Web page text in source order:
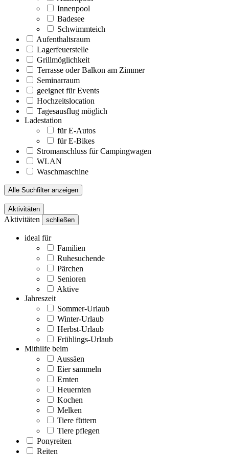
Innenpool
Badesee
Schwimmteich
Aufenthaltsraum
Lagerfeuerstelle
Grillmöglichkeit
Terrasse oder Balkon am Zimmer
Seminarraum
geeignet für Events
Hochzeitslocation
Tagesausflug möglich
Ladestation
für E-Autos
für E-Bikes
Stromanschluss für Campingwagen
WLAN
Waschmaschine
Alle Suchfilter anzeigen
Aktivitäten
Aktivitäten schließen
ideal für
Familien
Ruhesuchende
Pärchen
Senioren
Aktive
Jahreszeit
Sommer-Urlaub
Winter-Urlaub
Herbst-Urlaub
Frühlings-Urlaub
Mithilfe beim
Aussäen
Eier sammeln
Ernten
Heuernten
Kochen
Melken
Tiere füttern
Tiere pflegen
Ponyreiten
Reiten